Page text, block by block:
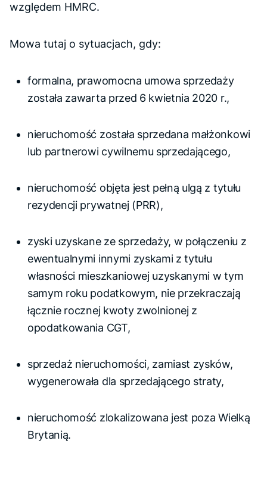
względem HMRC.
Mowa tutaj o sytuacjach, gdy:
formalna, prawomocna umowa sprzedaży
została zawarta przed 6 kwietnia 2020 r.,
nieruchomość została sprzedana małżonkowi
lub partnerowi cywilnemu sprzedającego,
nieruchomość objęta jest pełną ulgą z tytułu
rezydencji prywatnej (PRR),
zyski uzyskane ze sprzedaży, w połączeniu z
ewentualnymi innymi zyskami z tytułu
własności mieszkaniowej uzyskanymi w tym
samym roku podatkowym, nie przekraczają
łącznie rocznej kwoty zwolnionej z
opodatkowania CGT,
sprzedaż nieruchomości, zamiast zysków,
wygenerowała dla sprzedającego straty,
nieruchomość zlokalizowana jest poza Wielką
Brytanią.